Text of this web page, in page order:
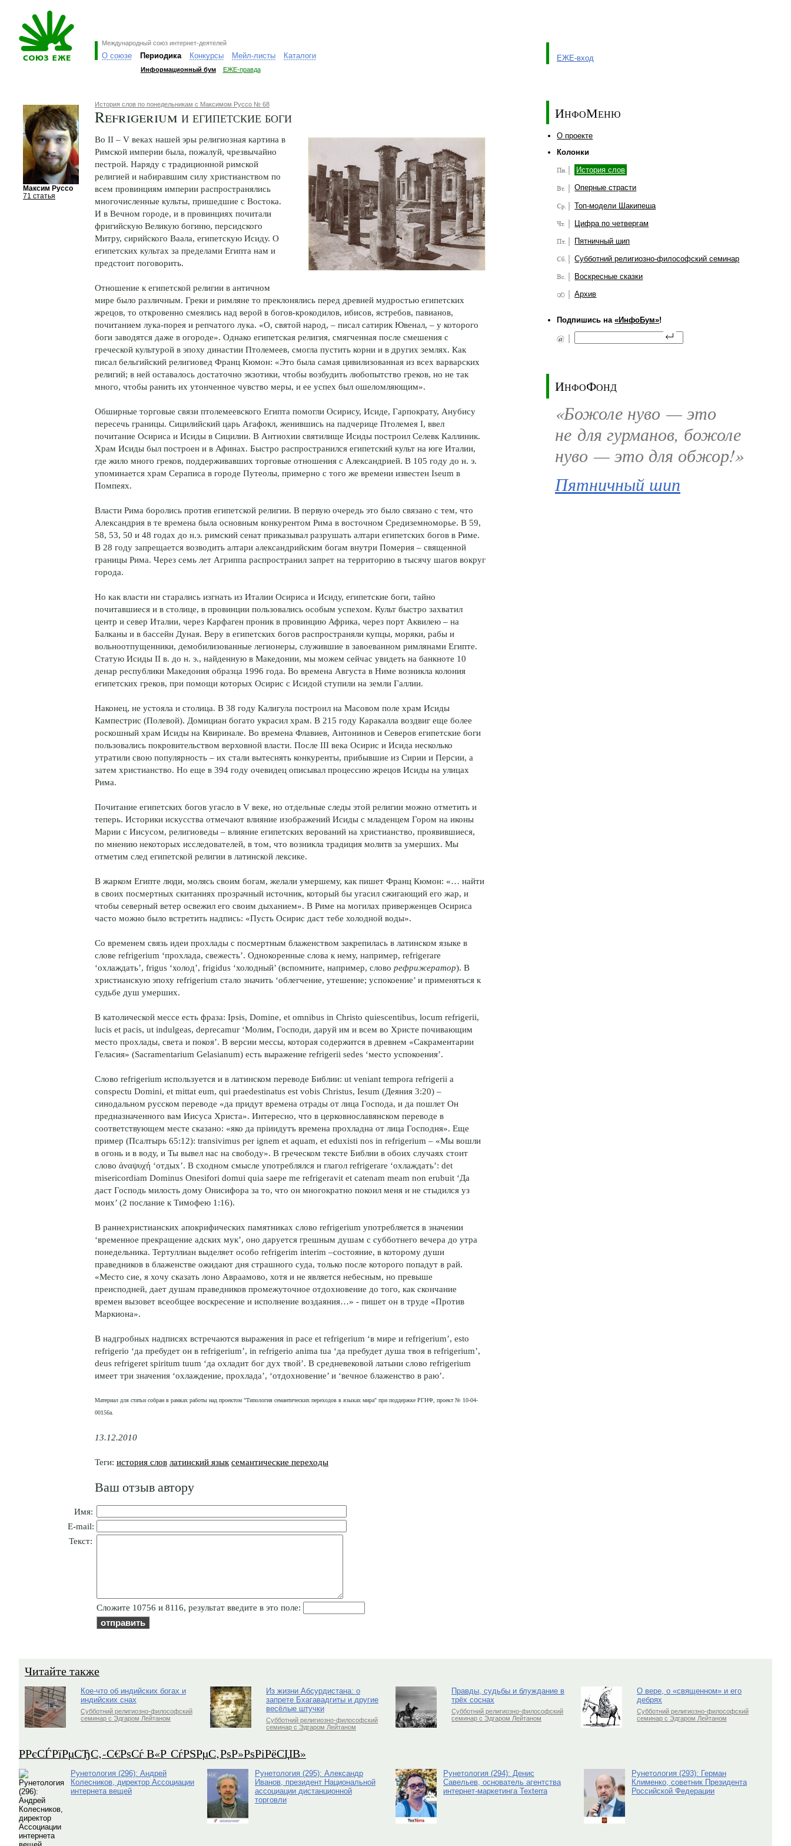
Международный союз интернет-деятелей
О союзе Периодика Конкурсы Мейл-листы Каталоги
Информационный бум ЕЖЕ-правда
ЕЖЕ-вход
Максим Руссо
71 статья
История слов по понедельникам с Максимом Руссо № 68
Refrigerium и египетские боги
Во II – V веках нашей эры религиозная картина в
Римской империи была, пожалуй, чрезвычайно
пестрой. Наряду с традиционной римской
религией и набиравшим силу христианством по
всем провинциям империи распространялись
многочисленные культы, пришедшие с Востока.
И в Вечном городе, и в провинциях почитали
фригийскую Великую богиню, персидского
Митру, сирийского Ваала, египетскую Исиду. О
египетских культах за пределами Египта нам и
предстоит поговорить.
Отношение к египетской религии в античном
мире было различным. Греки и римляне то преклонялись перед древней мудростью египетских
жрецов, то откровенно смеялись над верой в богов-крокодилов, ибисов, ястребов, павианов,
почитанием лука-порея и репчатого лука. «О, святой народ, – писал сатирик Ювенал, – у которого
боги заводятся даже в огороде». Однако египетская религия, смягченная после смешения с
греческой культурой в эпоху династии Птолемеев, смогла пустить корни и в других землях. Как
писал бельгийский религиовед Франц Кюмон: «Это была самая цивилизованная из всех варварских
религий; в ней оставалось достаточно экзотики, чтобы возбудить любопытство греков, но не так
много, чтобы ранить их утонченное чувство меры, и ее успех был ошеломляющим».
Обширные торговые связи птолемеевского Египта помогли Осирису, Исиде, Гарпократу, Анубису
пересечь границы. Сицилийский царь Агафокл, женившись на падчерице Птолемея I, ввел
почитание Осириса и Исиды в Сицилии. В Антиохии святилище Исиды построил Селевк Каллиник.
Храм Исиды был построен и в Афинах. Быстро распространился египетский культ на юге Италии,
где жило много греков, поддерживавших торговые отношения с Александрией. В 105 году до н. э.
упоминается храм Сераписа в городе Путеолы, примерно с того же времени известен Iseum в
Помпеях.
Власти Рима боролись против египетской религии. В первую очередь это было связано с тем, что
Александрия в те времена была основным конкурентом Рима в восточном Средиземноморье. В 59,
58, 53, 50 и 48 годах до н.э. римский сенат приказывал разрушать алтари египетских богов в Риме.
В 28 году запрещается возводить алтари александрийским богам внутри Померия – священной
границы Рима. Через семь лет Агриппа распространил запрет на территорию в тысячу шагов вокруг
города.
Но как власти ни старались изгнать из Италии Осириса и Исиду, египетские боги, тайно
почитавшиеся и в столице, в провинции пользовались особым успехом. Культ быстро захватил
центр и север Италии, через Карфаген проник в провинцию Африка, через порт Аквилею – на
Балканы и в бассейн Дуная. Веру в египетских богов распространяли купцы, моряки, рабы и
вольноотпущенники, демобилизованные легионеры, служившие в завоеванном римлянами Египте.
Статую Исиды II в. до н. э., найденную в Македонии, мы можем сейчас увидеть на банкноте 10
денар республики Македония образца 1996 года. Во времена Августа в Ниме возникла колония
египетских греков, при помощи которых Осирис с Исидой ступили на земли Галлии.
Наконец, не устояла и столица. В 38 году Калигула построил на Масовом поле храм Исиды
Кампестрис (Полевой). Домициан богато украсил храм. В 215 году Каракалла воздвиг еще более
роскошный храм Исиды на Квиринале. Во времена Флавиев, Антонинов и Северов египетские боги
пользовались покровительством верховной власти. После III века Осирис и Исида несколько
утратили свою популярность – их стали вытеснять конкуренты, прибывшие из Сирии и Персии, а
затем христианство. Но еще в 394 году очевидец описывал процессию жрецов Исиды на улицах
Рима.
Почитание египетских богов угасло в V веке, но отдельные следы этой религии можно отметить и
теперь. Историки искусства отмечают влияние изображений Исиды с младенцем Гором на иконы
Марии с Иисусом, религиоведы – влияние египетских верований на христианство, проявившиеся,
по мнению некоторых исследователей, в том, что возникла традиция молитв за умерших. Мы
отметим след египетской религии в латинской лексике.
В жарком Египте люди, молясь своим богам, желали умершему, как пишет Франц Кюмон: «… найти
в своих посмертных скитаниях прозрачный источник, который бы угасил сжигающий его жар, и
чтобы северный ветер освежил его своим дыханием». В Риме на могилах приверженцев Осириса
часто можно было встретить надпись: «Пусть Осирис даст тебе холодной воды».
Со временем связь идеи прохлады с посмертным блаженством закрепилась в латинском языке в
слове refrigerium ‘прохлада, свежесть’. Однокоренные слова к нему, например, refrigerare
‘охлаждать’, frigus ‘холод’, frigidus ‘холодный’ (вспомните, например, слово рефрижератор). В
христианскую эпоху refrigerium стало значить ‘облегчение, утешение; успокоение’ и применяться к
судьбе душ умерших.
В католической мессе есть фраза: Ipsis, Domine, et omnibus in Christo quiescentibus, locum refrigerii,
lucis et pacis, ut indulgeas, deprecamur ‘Молим, Господи, даруй им и всем во Христе почивающим
место прохлады, света и покоя’. В версии мессы, которая содержится в древнем «Сакраментарии
Геласия» (Sacramentarium Gelasianum) есть выражение refrigerii sedes ‘место успокоения’.
Слово refrigerium используется и в латинском переводе Библии: ut veniant tempora refrigerii a
conspectu Domini, et mittat eum, qui praedestinatus est vobis Christus, Iesum (Деяния 3:20) –
синодальном русском переводе «да придут времена отрады от лица Господа, и да пошлет Он
предназначенного вам Иисуса Христа». Интересно, что в церковнославянском переводе в
соответствующем месте сказано: «яко да прiиидутъ времена прохладна от лица Господня». Еще
пример (Псалтырь 65:12): transivimus per ignem et aquam, et eduxisti nos in refrigerium – «Мы вошли
в огонь и в воду, и Ты вывел нас на свободу». В греческом тексте Библии в обоих случаях стоит
слово ἀναψυχή ‘отдых’. В сходном смысле употреблялся и глагол refrigerare ‘охлаждать’: det
misericordiam Dominus Onesifori domui quia saepe me refrigeravit et catenam meam non erubuit ‘Да
даст Господь милость дому Онисифора за то, что он многократно покоил меня и не стыдился уз
моих’ (2 послание к Тимофею 1:16).
В раннехристианских апокрифических памятниках слово refrigerium употребляется в значении
‘временное прекращение адских мук’, оно даруется грешным душам с субботнего вечера до утра
понедельника. Тертуллиан выделяет особо refrigerim interim –состояние, в которому души
праведников в блаженстве ожидают дня страшного суда, только после которого попадут в рай.
«Место сие, я хочу сказать лоно Авраамово, хотя и не является небесным, но превыше
преисподней, дает душам праведников промежуточное отдохновение до того, как скончание
времен вызовет всеобщее воскресение и исполнение воздаяния…» - пишет он в труде «Против
Маркиона».
В надгробных надписях встречаются выражения in pace et refrigerium ‘в мире и refrigerium’, esto
refrigerio ‘да пребудет он в refrigerium’, in refrigerio anima tua ‘да пребудет душа твоя в refrigerium’,
deus refrigeret spiritum tuum ‘да охладит бог дух твой’. В средневековой латыни слово refrigerium
имеет три значения ‘охлаждение, прохлада’, ‘отдохновение’ и ‘вечное блаженство в раю’.
Материал для статьи собран в рамках работы над проектом "Типология семантических переходов в языках мира" при поддержке РГНФ, проект № 10-04-
00156а.
13.12.2010
Теги: история слов латинский язык семантические переходы
Ваш отзыв автору
Имя:
E-mail:
Текст:
Cлoжитe 10756 и 8116, результат введите в это поле:
ИнфоМеню
О проекте
Колонки
История слов
Оперные страсти
Топ-модели Шакипеша
Цифра по четвергам
Пятничный шип
Субботний религиозно-философский семинар
Воскресные сказки
Архив
Подпишись на«ИнфоБум»!
ИнфоФонд
«Божоле нуво — это
не для гурманов, божоле
нуво — это для обжор!»
Пятничный шип
Читайте также
Кое-что об индийских богах и
индийских снах
Субботний религиозно-философский
семинар с Эдгаром Лейтаном
Из жизни Абсурдистана: о
запрете Бхагавадгиты и другие
весёлые штучки
Субботний религиозно-философский
семинар с Эдгаром Лейтаном
Правды, судьбы и блуждание в
трёх соснах
Субботний религиозно-философский
семинар с Эдгаром Лейтаном
О вере, о «священном» и его
дебрях
Субботний религиозно-философский
семинар с Эдгаром Лейтаном
Р­РєСЃРїРµСЂС‚-С€РѕСѓ В«Р СѓРЅРµС‚РѕР»РѕРіРёСЏВ»
Рунетология (296): Андрей
Колесников, директор Ассоциации
интернета вещей
Рунетология (295): Александр
Иванов, президент Национальной
ассоциации дистанционной
торговли
Рунетология (294): Денис
Савельев, основатель агентства
интернет-маркетинга Texterra
Рунетология (293): Герман
Клименко, советник Президента
Российской Федерации